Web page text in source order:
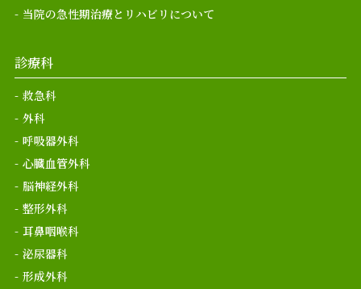
当院の急性期治療とリハビリについて
診療科
救急科
外科
呼吸器外科
心臓血管外科
脳神経外科
整形外科
耳鼻咽喉科
泌尿器科
形成外科